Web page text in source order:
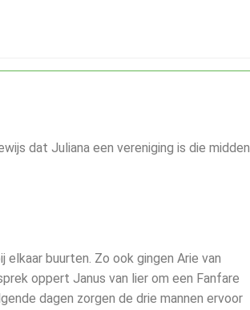
dat Juliana een vereniging is die midden
elkaar buurten. Zo ook gingen Arie van
oppert Janus van lier om een Fanfare
dagen zorgen de drie mannen ervoor